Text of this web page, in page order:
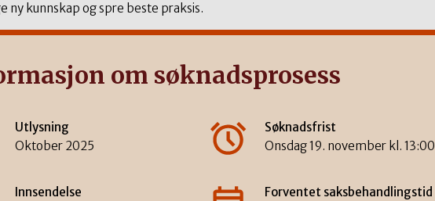
ny kunnskap og spre beste praksis.
om søknadsprosess
Utlysning
Oktober 2025
Søknadsfrist
Onsdag 19. november kl. 13:00
Innsendelse
Forventet saksbehandlingstid